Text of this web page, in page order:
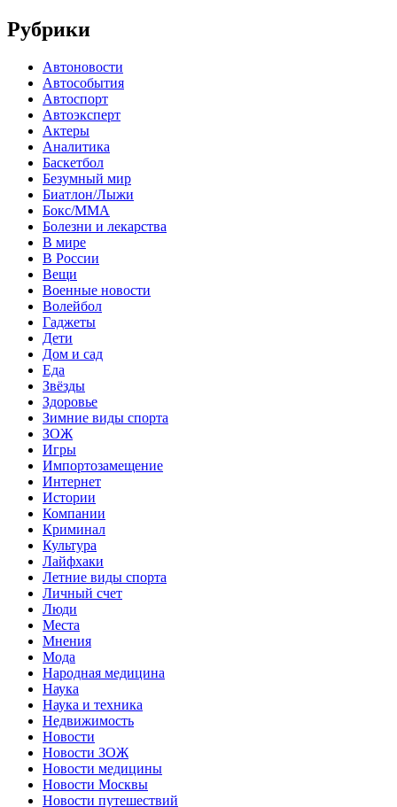
Рубрики
Автоновости
Автособытия
Автоспорт
Автоэксперт
Актеры
Аналитика
Баскетбол
Безумный мир
Биатлон/Лыжи
Бокс/MMA
Болезни и лекарства
В мире
В России
Вещи
Военные новости
Волейбол
Гаджеты
Дети
Дом и сад
Еда
Звёзды
Здоровье
Зимние виды спорта
ЗОЖ
Игры
Импортозамещение
Интернет
Истории
Компании
Криминал
Культура
Лайфхаки
Летние виды спорта
Личный счет
Люди
Места
Мнения
Мода
Народная медицина
Наука
Наука и техника
Недвижимость
Новости
Новости ЗОЖ
Новости медицины
Новости Москвы
Новости путешествий